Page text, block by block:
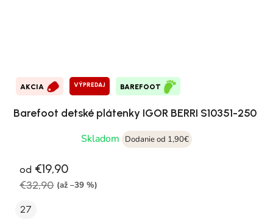
AKCIA VÝPREDAJ BAREFOOT
Barefoot detské plátenky IGOR BERRI S10351-250
Skladom
Dodanie od 1,90€
od €19,90
€32,90 (až –39 %)
27